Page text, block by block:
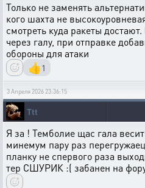
Только не заменять
кого шахта не
смотреть куда ракеты
через галу, при отправке
обороны для атаки
👍1
3 Апреля 2026 23:36:15
Ttt
Я за ! Темболие щас гала
минемум пару раз
планку не спервого раза
тер СШУРИК :( забанен на